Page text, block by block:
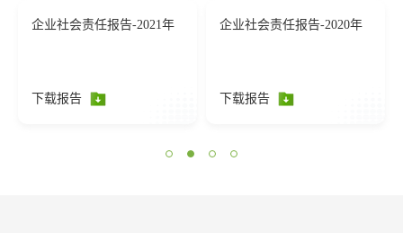
企业社会责任报告-2021年
下载报告
企业社会责任报告-2020年
下载报告